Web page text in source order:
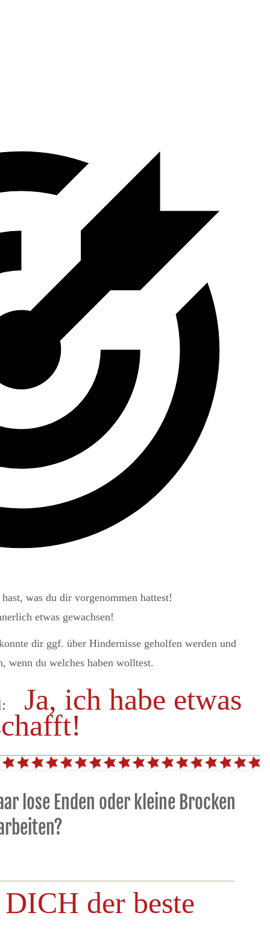
was du dir vorgenommen hattest!
etwas gewachsen!
dir ggf. über Hindernisse geholfen werden und
wenn du welches haben wolltest.
Ja, ich habe etwas
lose Enden oder kleine Brocken
der beste